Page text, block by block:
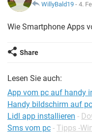
WillyBald19 - 4.
Wie Smartphone Apps
Share
Lesen Sie auch:
App vom pc auf handy
Handy bildschirm auf
Lidl app installieren -
Sms vom pc - Tipps -